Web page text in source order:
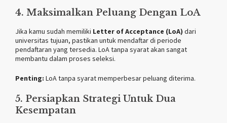
4. Maksimalkan Peluang Dengan LoA
Jika kamu sudah memiliki Letter of Acceptance (LoA) dari
universitas tujuan, pastikan untuk mendaftar di periode
pendaftaran yang tersedia. LoA tanpa syarat akan sangat
membantu dalam proses seleksi.
Penting: LoA tanpa syarat memperbesar peluang diterima.
5. Persiapkan Strategi Untuk Dua
Kesempatan